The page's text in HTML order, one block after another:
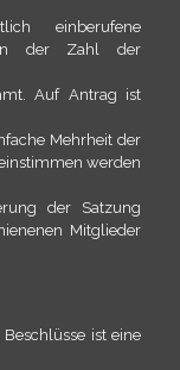
einberufene
der Zahl der
Auf Antrag ist
Mehrheit der
werden
der Satzung
Mitglieder
ist eine